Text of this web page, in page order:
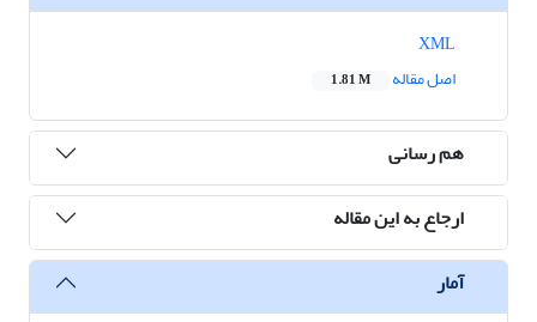
اصل مقاله
1.81 M
هم رسانی
ارجاع به این مقاله
آمار